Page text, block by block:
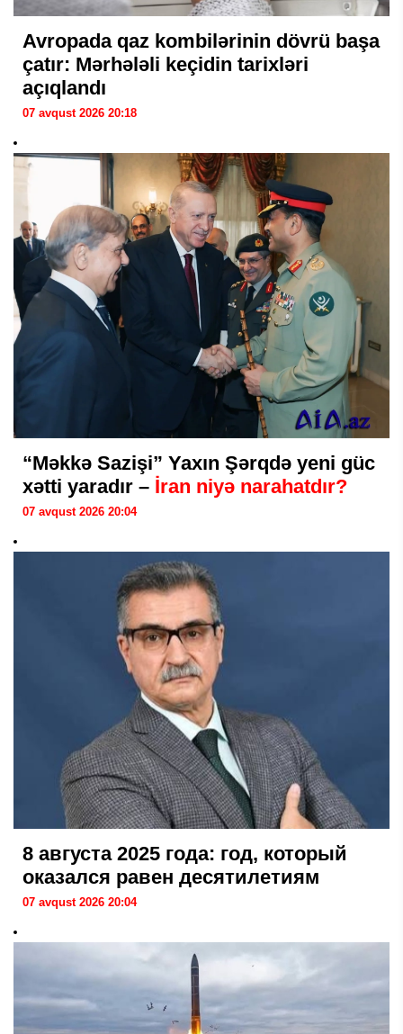
Avropada qaz kombilərinin dövrü başa
çatır: Mərhələli keçidin tarixləri
açıqlandı
07 avqust 2026 20:18
“Məkkə Sazişi” Yaxın Şərqdə yeni güc
xətti yaradır – İran niyə narahatdır?
07 avqust 2026 20:04
8 августа 2025 года: год, который
оказался равен десятилетиям
07 avqust 2026 20:04